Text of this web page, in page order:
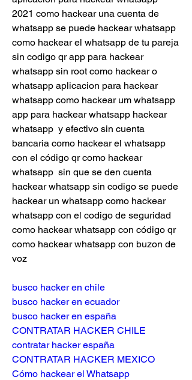
2021 como hackear una cuenta de
whatsapp se puede hackear whatsapp
como hackear el whatsapp de tu pareja
sin codigo qr app para hackear
whatsapp sin root como hackear o
whatsapp aplicacion para hackear
whatsapp como hackear um whatsapp
app para hackear whatsapp hackear
whatsapp  y efectivo sin cuenta
bancaria como hackear el whatsapp
con el código qr como hackear
whatsapp  sin que se den cuenta
hackear whatsapp sin codigo se puede
hackear un whatsapp como hackear
whatsapp con el codigo de seguridad
como hackear whatsapp con código qr
como hackear whatsapp con buzon de
voz
busco hacker en chile
busco hacker en ecuador
busco hacker en españa
CONTRATAR HACKER CHILE
contratar hacker españa
CONTRATAR HACKER MEXICO
Cómo hackear el Whatsapp